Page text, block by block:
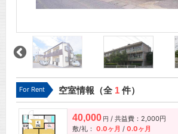
For Rent 空室情報（全 1件）
40,000 円 / 共益費：2,000円
敷/礼： 0.0ヶ月 / 0.0ヶ月